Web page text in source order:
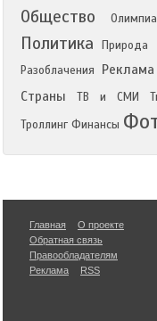
Общество
Политика Природа
Разоблачения
Реклама
Страны
ТВ и СМИ
Троллинг Финансы
Главная
О проекте
Обратная связь
Правообладателям
Реклама
RSS